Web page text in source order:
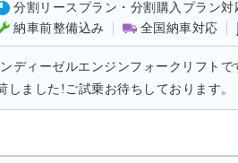
分割リースプラン・分割購入プラン対
納車前整備込み
全国納車対応
ディーゼルエンジンフォークリフト
しました!ご試乗お待ちしております。